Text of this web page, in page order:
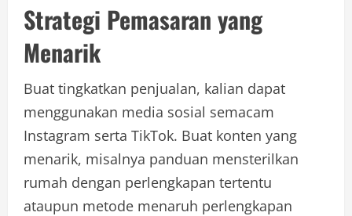
Strategi Pemasaran yang
Menarik
Buat tingkatkan penjualan, kalian dapat
menggunakan media sosial semacam
Instagram serta TikTok. Buat konten yang
menarik, misalnya panduan mensterilkan
rumah dengan perlengkapan tertentu
ataupun metode menaruh perlengkapan